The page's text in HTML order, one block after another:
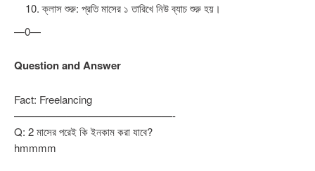
ক্লাস শুরু: প্রতি মাসের ১ তারিখে নিউ ব্যাচ শুরু হয়।
—0—
Question and Answer
Fact: Freelancing
———————————————-
Q: 2 মাসের পরেই কি ইনকাম করা যাবে?
hmmmm